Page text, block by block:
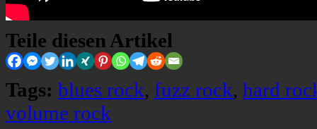
Teile diesen Artikel
Tags: blues rock, fuzz rock, hard
volume rock